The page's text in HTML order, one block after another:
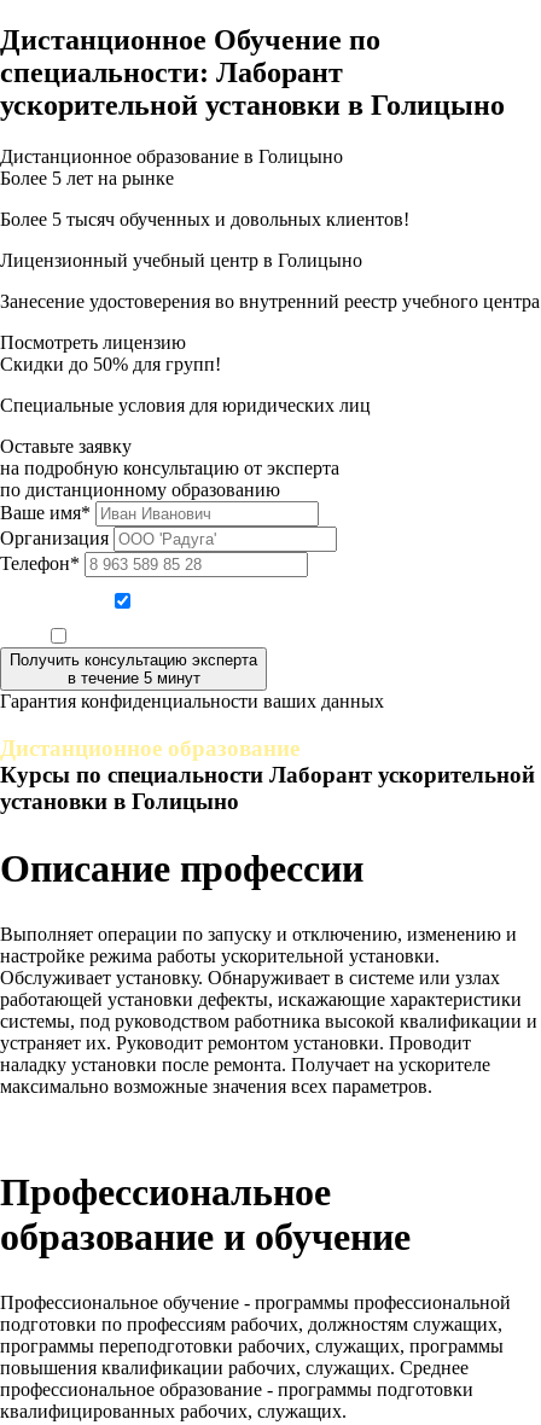
Дистанционное Обучение по
специальности: Лаборант
ускорительной установки в Голицыно
Дистанционное образование в Голицыно
Более 5 лет на рынке
Более 5 тысяч обученных и довольных клиентов!
Лицензионный учебный центр в Голицыно
Занесение удостоверения во внутренний реестр учебного центра
Посмотреть лицензию
Скидки до 50% для групп!
Специальные условия для юридических лиц
Оставьте заявку
на подробную консультацию от эксперта
по дистанционному образованию
Ваше имя*
Организация
Телефон*
Получить консультацию эксперта
в течение 5 минут
Гарантия конфиденциальности ваших данных
Дистанционное образование
Курсы по специальности Лаборант ускорительной
установки в Голицыно
Описание профессии
Выполняет операции по запуску и отключению, изменению и
настройке режима работы ускорительной установки.
Обслуживает установку. Обнаруживает в системе или узлах
работающей установки дефекты, искажающие характеристики
системы, под руководством работника высокой квалификации и
устраняет их. Руководит ремонтом установки. Проводит
наладку установки после ремонта. Получает на ускорителе
максимально возможные значения всех параметров.
Профессиональное
образование и обучение
Профессиональное обучение - программы профессиональной
подготовки по профессиям рабочих, должностям служащих,
программы переподготовки рабочих, служащих, программы
повышения квалификации рабочих, служащих. Среднее
профессиональное образование - программы подготовки
квалифицированных рабочих, служащих.